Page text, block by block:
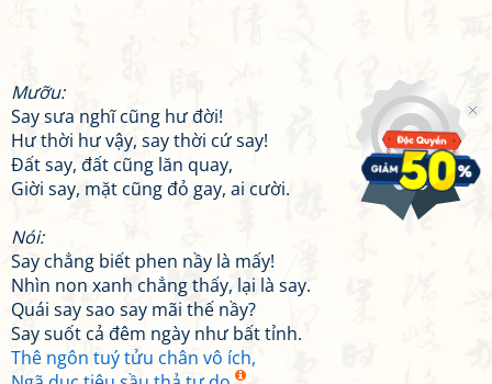
Mưỡu:
Say sưa nghĩ cũng hư đời!
Hư thời hư vậy, say thời cứ say!
Đất say, đất cũng lăn quay,
Giời say, mặt cũng đỏ gay, ai cười.
Nói:
Say chẳng biết phen nầy là mấy!
Nhìn non xanh chẳng thấy, lại là say.
Quái say sao say mãi thế nầy?
Say suốt cả đêm ngày như bất tỉnh.
Thê ngôn tuý tửu chân vô ích,